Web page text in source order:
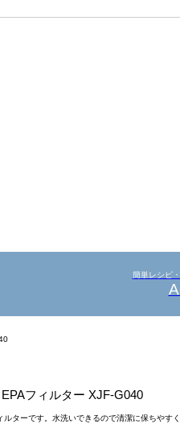
簡単レシピ
フィルター XJF-G040
ターです。水洗いできるので清潔に保ちやす